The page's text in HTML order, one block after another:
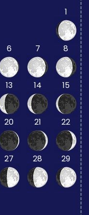
1
6 7 8
13 14 15
20 21 22
27 28 29